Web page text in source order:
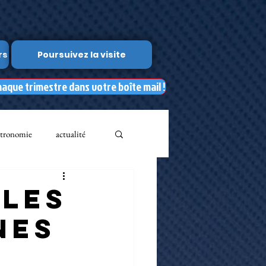
Poursuivez la visite
trimestre dans votre boîte mail !
actualité
Leslie Kean's
Documents